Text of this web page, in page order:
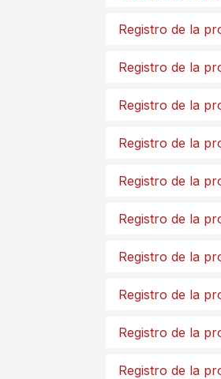
Registro de la
Registro de la
Registro de la
Registro de la
Registro de la
Registro de la
Registro de la
Registro de la
Registro de la
Registro de la